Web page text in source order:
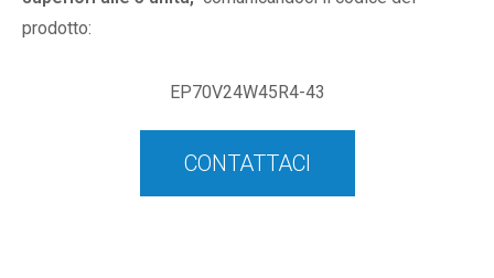
prodotto:
EP70V24W45R4-43
CONTATTACI